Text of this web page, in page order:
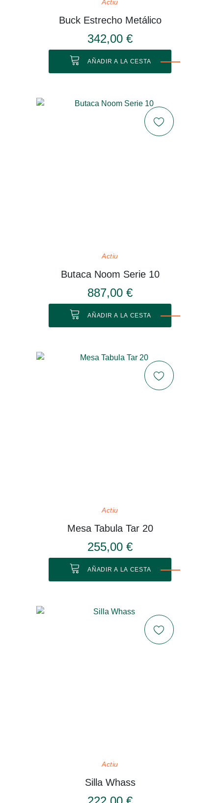
Actiu
Buck Estrecho Metálico
342,00 €
AÑADIR A LA CESTA
Actiu
Butaca Noom Serie 10
887,00 €
AÑADIR A LA CESTA
Actiu
Mesa Tabula Tar 20
255,00 €
AÑADIR A LA CESTA
Actiu
Silla Whass